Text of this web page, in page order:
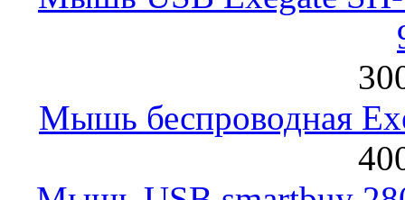
Мышь беспроводная